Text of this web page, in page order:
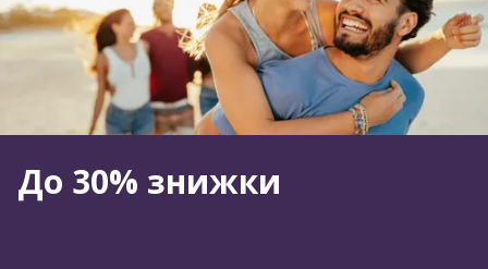
До 30% знижки